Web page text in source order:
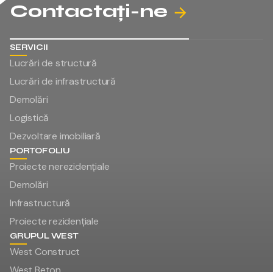
Contactați-ne
SERVICII
Lucrări de structură
Lucrări de infrastructură
Demolări
Logistică
Dezvoltare imobiliară
PORTOFOLIU
Proiecte nerezidențiale
Demolări
Infrastructură
Proiecte rezidențiale
GRUPUL WEST
West Construct